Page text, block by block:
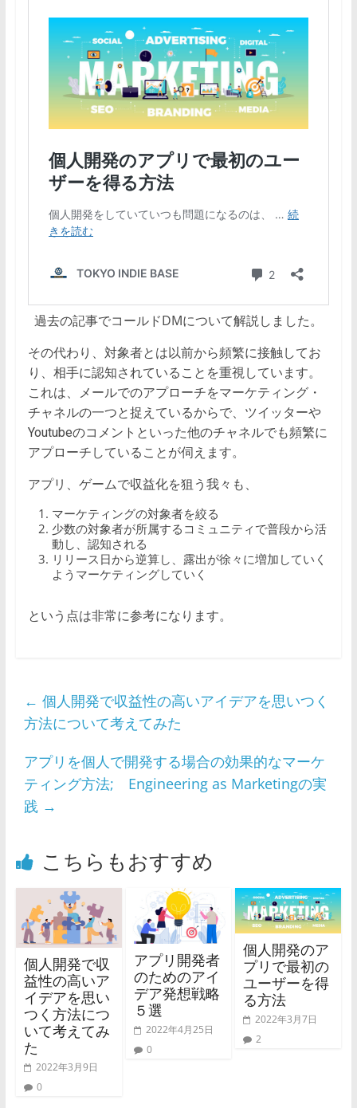
過去の記事でコールドDMについて解説しました。
その代わり、対象者とは以前から頻繁に接触してお
り、相手に認知されていることを重視しています。
これは、メールでのアプローチをマーケティング・
チャネルの一つと捉えているからで、ツイッターや
Youtubeのコメントといった他のチャネルでも頻繁に
アプローチしていることが伺えます。
アプリ、ゲームで収益化を狙う我々も、
マーケティングの対象者を絞る
少数の対象者が所属するコミュニティで普段から活
動し、認知される
リリース日から逆算し、露出が徐々に増加していく
ようマーケティングしていく
という点は非常に参考になります。
← 個人開発で収益性の高いアイデアを思いつく
方法について考えてみた
アプリを個人で開発する場合の効果的なマーケ
ティング方法; Engineering as Marketingの実
践 →
こちらもおすすめ
個人開発で収
益性の高いア
イデアを思い
つく方法につ
いて考えてみ
た
2022年3月9日
0
アプリ開発者
のためのアイ
デア発想戦略
５選
2022年4月25日
0
個人開発のア
プリで最初の
ユーザーを得
る方法
2022年3月7日
2